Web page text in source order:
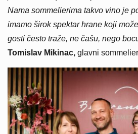
Nama sommelierima takvo vino je
imamo širok spektar hrane koji
gosti često traže, ne čašu, nego
Tomislav Mikinac, glavni